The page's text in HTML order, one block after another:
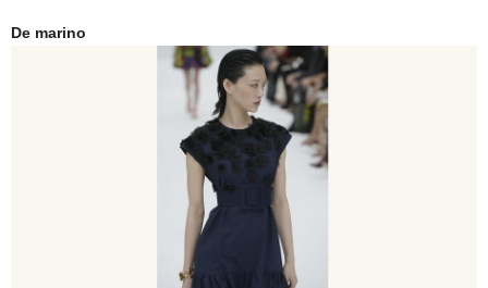
De marino